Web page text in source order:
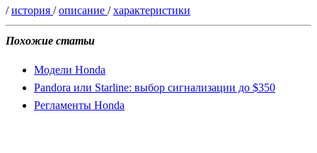
/история /описание /характеристики
Похожие статьи
Модели Honda
Pandora или Starline: выбор сигнализации до $350
Регламенты Honda